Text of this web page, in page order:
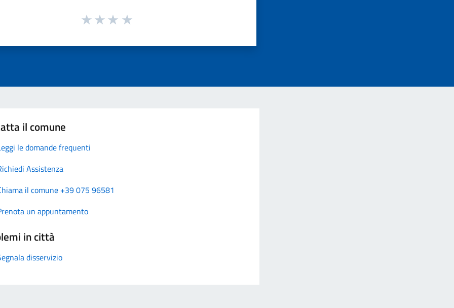
il comune
le domande frequenti
Assistenza
il comune +39 075 96581
un appuntamento
in città
disservizio